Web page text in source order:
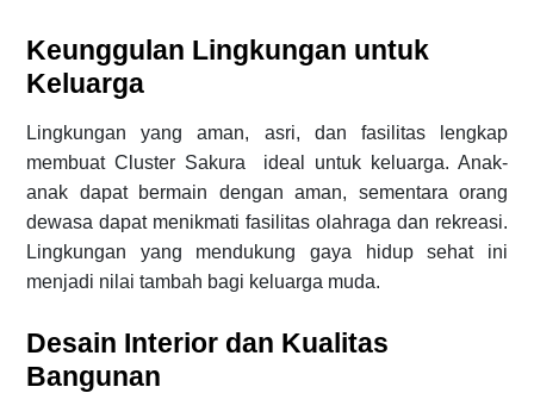
Keunggulan Lingkungan untuk
Keluarga
Lingkungan yang aman, asri, dan fasilitas lengkap
membuat Cluster Sakura ideal untuk keluarga. Anak-
anak dapat bermain dengan aman, sementara orang
dewasa dapat menikmati fasilitas olahraga dan rekreasi.
Lingkungan yang mendukung gaya hidup sehat ini
menjadi nilai tambah bagi keluarga muda.
Desain Interior dan Kualitas
Bangunan